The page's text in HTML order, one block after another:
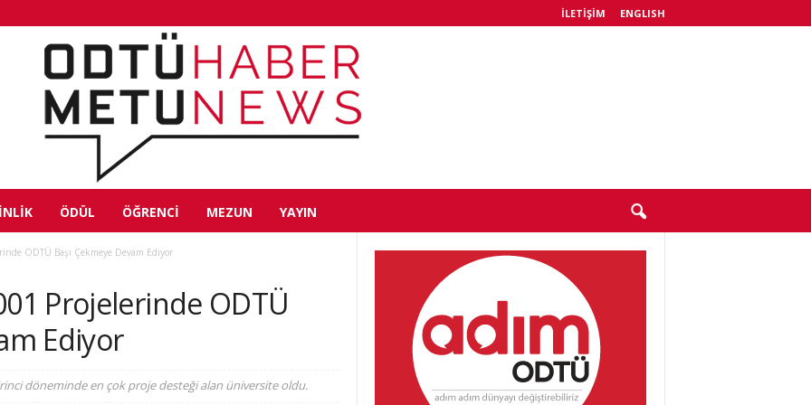
İLETIŞIM ENGLISH
ÖDÜL ÖĞRENCI MEZUN YAYIN
ODTÜ Başı Çekmeye Devam Ediyor
Projelerinde ODTÜ
Ediyor
döneminde en çok proje desteği alan üniversite oldu.